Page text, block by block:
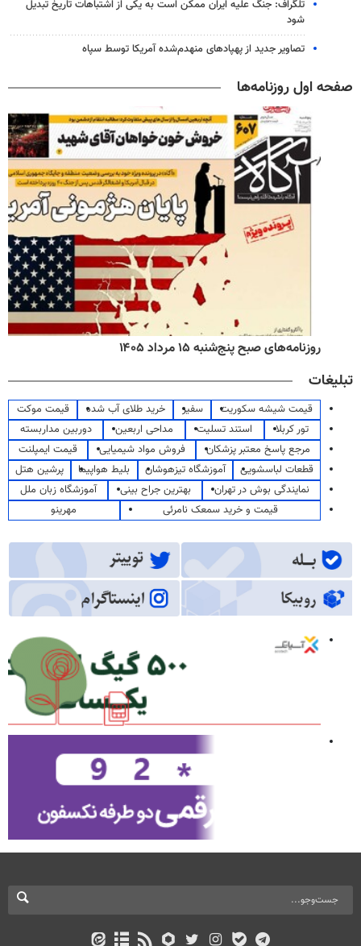
تلگراف: جنگ علیه ایران ممکن است به یکی از اشتباهات تاریخ تبدیل
شود
تصاویر جدید از پهپادهای منهدم‌شده آمریکا توسط سپاه
صفحه اول روزنامه‌ها
روزنامه‌های صبح پنج‌شنبه ۱۵ مرداد ۱۴۰۵
تبلیغات
قیمت شیشه سکوریت سفیر خرید طلای آب شده
قیمت موکت
تور کربلا
استند تسلیت مداحی اربعین
دوربین مداربسته
مرجع پاسخ معتبر پزشکان
فروش مواد شیمیایی
قیمت ایمپلنت
قطعات لباسشویی
آموزشگاه تیزهوشان بلیط هواپیما
پرشین هتل
نمایندگی بوش در تهران
بهترین جراح بینی
آموزشگاه زبان ملل
قیمت و خرید سمعک نامرئی
مهرینو